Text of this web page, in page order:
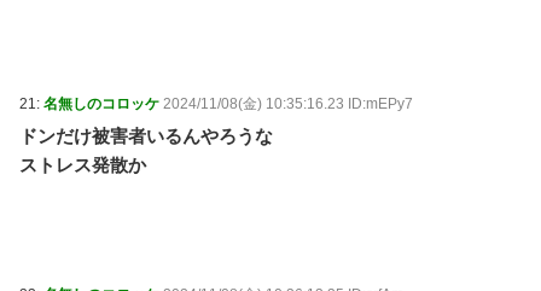
21: 名無しのコロッケ 2024/11/08(金) 10:35:16.23 ID:mEPy7
ドンだけ被害者いるんやろうな
ストレス発散か